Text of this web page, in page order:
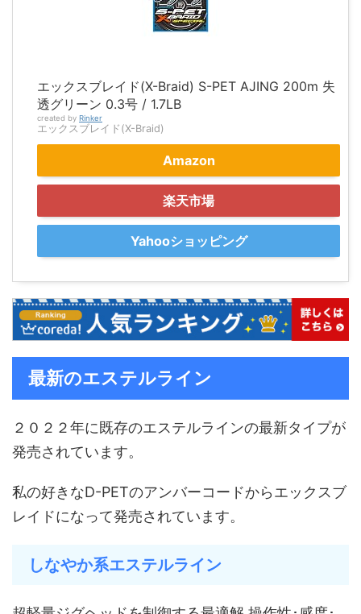
エックスブレイド(X-Braid) S-PET AJING 200m 失
透グリーン 0.3号 / 1.7LB
created by Rinker
エックスブレイド(X-Braid)
Amazon
楽天市場
Yahooショッピング
最新のエステルライン
２０２２年に既存のエステルラインの最新タイプが
発売されています。
私の好きなD-PETのアンバーコードからエックスブ
レイドになって発売されています。
しなやか系エステルライン